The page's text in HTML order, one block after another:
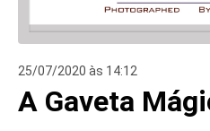
25/07/2020 às 14:12
A Gaveta